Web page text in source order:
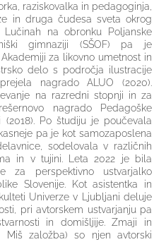
raziskovalka in pedagoginja,
in druga čudesa sveta okrog
na obronku Poljanske
gimnaziji (SŠOF) pa je
za likovno umetnost in
delo s področja ilustracije
nagrado ALUO (2020).
na razredni stopnji in za
nagrado Pedagoške
Po študiju je poučevala
pa je kot samozaposlena
sodelovala v različnih
in v tujini. Leta 2022 je bila
za perspektivno ustvarjalko
Slovenije. Kot asistentka in
Univerze v Ljubljani deluje
pri avtorskem ustvarjanju pa
in domišljije. Zmaji in
Miš založba) so njen avtorski